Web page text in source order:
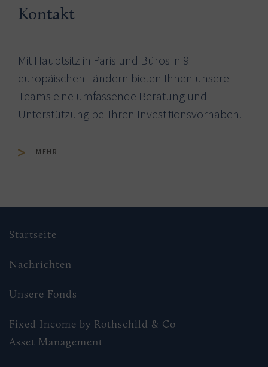
Kontakt
Mit Hauptsitz in Paris und Büros in 9
europäischen Ländern bieten Ihnen unsere
Teams eine umfassende Beratung und
Unterstützung bei Ihren Investitionsvorhaben.
MEHR
Startseite
Nachrichten
Unsere Fonds
Fixed Income by Rothschild & Co
Asset Management